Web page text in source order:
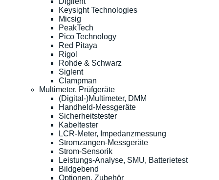
Keysight Technologies
Micsig
PeakTech
Pico Technology
Red Pitaya
Rigol
Rohde & Schwarz
Siglent
Clampman
Multimeter, Prüfgeräte
(Digital-)Multimeter, DMM
Handheld-Messgeräte
Sicherheitstester
Kabeltester
LCR-Meter, Impedanzmessung
Stromzangen-Messgeräte
Strom-Sensorik
Leistungs-Analyse, SMU, Batterietest
Bildgebend
Optionen, Zubehör